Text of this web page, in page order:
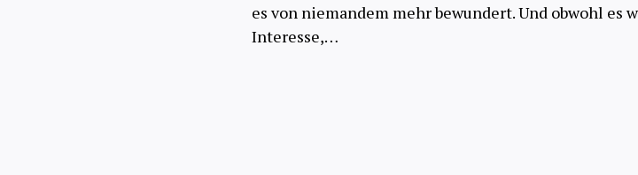
es von niemandem mehr bewundert. Und obwohl es
Interesse,…